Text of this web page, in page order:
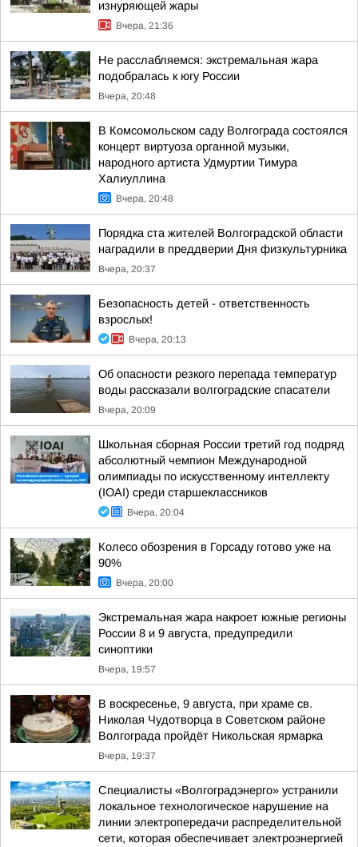
изнуряющей жары
Вчера, 21:36
Не расслабляемся: экстремальная жара
подобралась к югу России
Вчера, 20:48
В Комсомольском саду Волгограда состоялся
концерт виртуоза органной музыки,
народного артиста Удмуртии Тимура
Халиуллина
Вчера, 20:48
Порядка ста жителей Волгоградской области
наградили в преддверии Дня физкультурника
Вчера, 20:37
Безопасность детей - ответственность
взрослых!
Вчера, 20:13
Об опасности резкого перепада температур
воды рассказали волгоградские спасатели
Вчера, 20:09
Школьная сборная России третий год подряд
абсолютный чемпион Международной
олимпиады по искусственному интеллекту
(IOAI) среди старшеклассников
Вчера, 20:04
Колесо обозрения в Горсаду готово уже на
90%
Вчера, 20:00
Экстремальная жара накроет южные регионы
России 8 и 9 августа, предупредили
синоптики
Вчера, 19:57
В воскресенье, 9 августа, при храме св.
Николая Чудотворца в Советском районе
Волгограда пройдёт Никольская ярмарка
Вчера, 19:37
Специалисты «Волгоградэнерго» устранили
локальное технологическое нарушение на
линии электропередачи распределительной
сети, которая обеспечивает электроэнергией